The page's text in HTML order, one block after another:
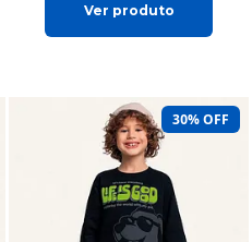
Ver produto
30% OFF